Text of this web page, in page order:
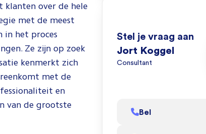
je dat kan doen.
Check de video
om te zien hoe wij
dat doen!
over de hele
met de meest
in het proces
Ze zijn op zoek
kenmerkt zich
met de
en
van de grootste
Stel je vraag aan
Jort Koggel
Consultant
Bel